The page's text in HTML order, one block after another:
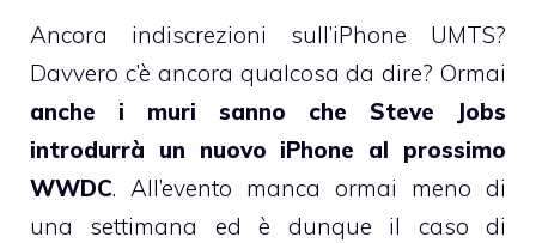
Ancora indiscrezioni sull’iPhone UMTS?
Davvero c’è ancora qualcosa da dire? Ormai
anche i muri sanno che Steve Jobs
introdurrà un nuovo iPhone al prossimo
WWDC. All’evento manca ormai meno di
una settimana ed è dunque il caso di